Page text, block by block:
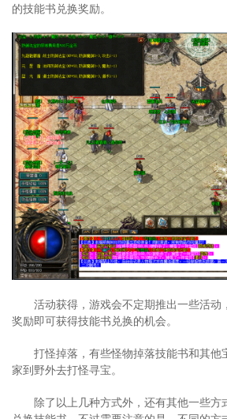
的技能书兑换奖励。
活动获得，游戏会不定期推出一些活动
奖励即可获得技能书兑换的机会。
打怪掉落，有些怪物掉落技能书和其他
家到野外去打怪寻宝。
除了以上几种方式外，还有其他一些方